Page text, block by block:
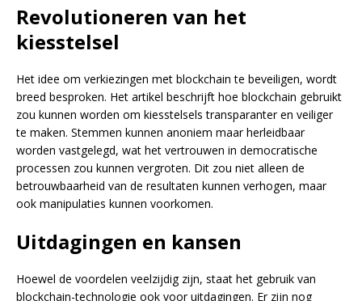
Revolutioneren van het
kiesstelsel
Het idee om verkiezingen met blockchain te beveiligen, wordt
breed besproken. Het artikel beschrijft hoe blockchain gebruikt
zou kunnen worden om kiesstelsels transparanter en veiliger
te maken. Stemmen kunnen anoniem maar herleidbaar
worden vastgelegd, wat het vertrouwen in democratische
processen zou kunnen vergroten. Dit zou niet alleen de
betrouwbaarheid van de resultaten kunnen verhogen, maar
ook manipulaties kunnen voorkomen.
Uitdagingen en kansen
Hoewel de voordelen veelzijdig zijn, staat het gebruik van
blockchain-technologie ook voor uitdagingen. Er zijn nog